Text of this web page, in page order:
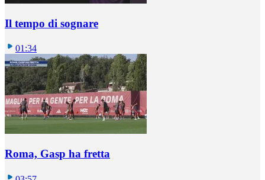
Il tempo di sognare
01:34
Roma, Gasp ha fretta